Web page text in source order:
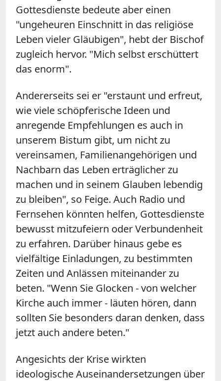
Gottesdienste bedeute aber einen
"ungeheuren Einschnitt in das religiöse
Leben vieler Gläubigen", hebt der Bischof
zugleich hervor. "Mich selbst erschüttert
das enorm".
Andererseits sei er "erstaunt und erfreut,
wie viele schöpferische Ideen und
anregende Empfehlungen es auch in
unserem Bistum gibt, um nicht zu
vereinsamen, Familienangehörigen und
Nachbarn das Leben erträglicher zu
machen und in seinem Glauben lebendig
zu bleiben", so Feige. Auch Radio und
Fernsehen könnten helfen, Gottesdienste
bewusst mitzufeiern oder Verbundenheit
zu erfahren. Darüber hinaus gebe es
vielfältige Einladungen, zu bestimmten
Zeiten und Anlässen miteinander zu
beten. "Wenn Sie Glocken - von welcher
Kirche auch immer - läuten hören, dann
sollten Sie besonders daran denken, dass
jetzt auch andere beten."
Angesichts der Krise wirkten
ideologische Auseinandersetzungen über